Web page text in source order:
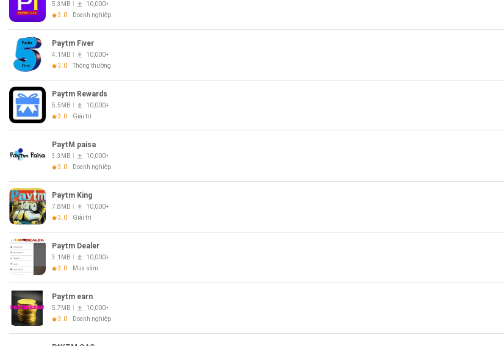
5.3MB
10,000+
3.0
Doanh nghiệp
Paytm Fiver
4.1MB
10,000+
3.0
Thông thường
Paytm Rewards
5.5MB
10,000+
3.0
Giải trí
PaytM paisa
3.3MB
10,000+
3.0
Doanh nghiệp
Paytm King
7.8MB
10,000+
3.0
Giải trí
Paytm Dealer
3.1MB
10,000+
3.0
Mua sắm
Paytm earn
5.7MB
10,000+
3.0
Doanh nghiệp